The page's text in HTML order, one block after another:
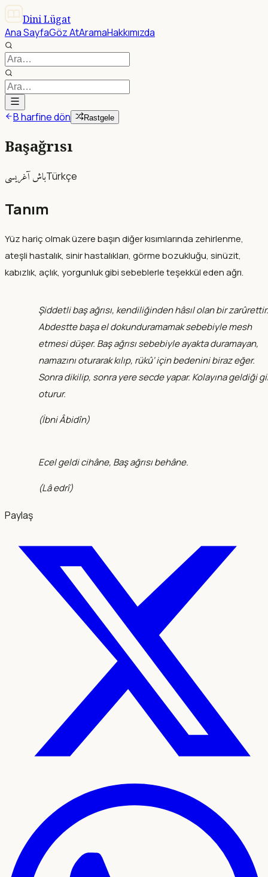
Dini Lügat
Ana SayfaGöz AtAramaHakkımızda
B harfine dön Rastgele
Başağrısı
باش آغريسىTürkçe
Tanım
Yüz hariç olmak üzere başın diğer kısımlarında zehirlenme,
ateşli hastalık, sinir hastalıkları, görme bozukluğu, sinüzit,
kabızlık, açlık, yorgunluk gibi sebeblerle teşekkül eden ağrı.
Şiddetli baş ağrısı, kendiliğinden hâsıl olan bir zarûrettir.
Abdestte başa el dokunduramamak sebebiyle mesh
etmesi düşer. Baş ağrısı sebebiyle ayakta duramayan,
namazını oturarak kılıp, rükû‘ için bedenini biraz eğer.
Sonra dikilip, sonra yere secde yapar. Kolayına geldiği
oturur.
(İbni Âbidîn)
Ecel geldi cihâne, Baş ağrısı behâne.
(Lâ edrî)
Paylaş